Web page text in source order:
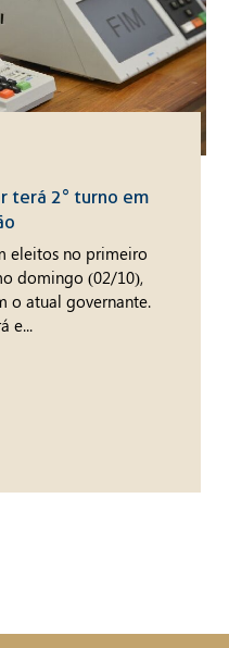
terá 2° turno em
eleitos no primeiro
domingo (02/10),
o atual governante.
e...